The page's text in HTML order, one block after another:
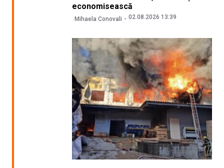
economisească
Mihaela Conovali 02.08.2026 13:39